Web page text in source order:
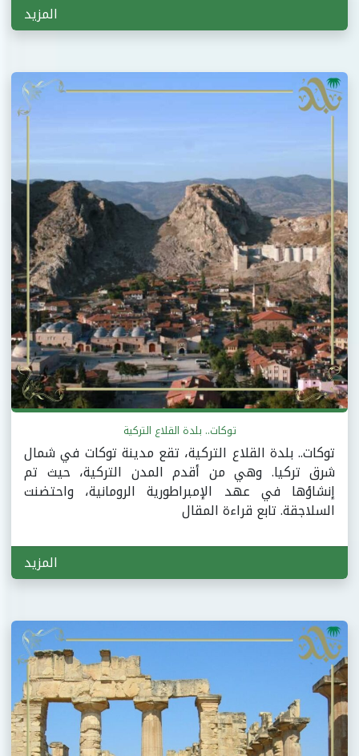
المزيد
توكات.. بلدة القلاع التركية
توكات.. بلدة القلاع التركية، تقع مدينة توكات في شمال
شرق تركيا. وهي من أقدم المدن التركية، حيث تم
إنشاؤها في عهد الإمبراطورية الرومانية، واحتضنت
السلاجقة. تابع قراءة المقال
المزيد